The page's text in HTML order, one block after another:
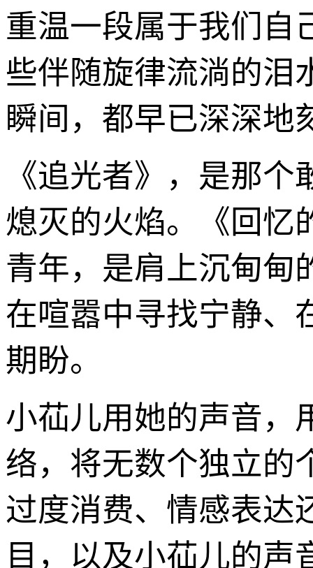
重温一段属于我们自
些伴随旋律流淌的泪
瞬间，都早已深深地
《追光者》，是那
熄灭的火焰。《回忆
青年，是肩上沉甸甸
在喧嚣中寻找宁静、
期盼。
小苮儿用她的声音，
络，将无数个独立的
过度消费、情感表达
目，以及小苮儿的